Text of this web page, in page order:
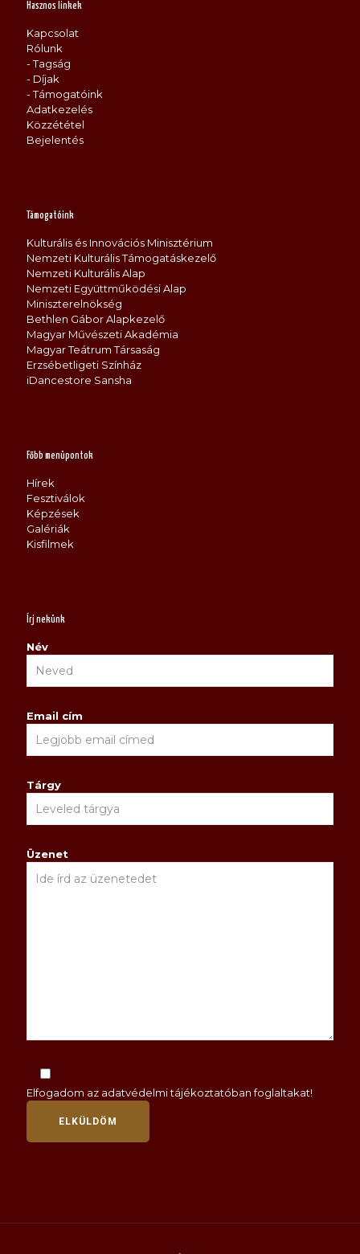
Hasznos linkek
Kapcsolat
Rólunk
- Tagság
- Díjak
- Támogatóink
Adatkezelés
Közzététel
Bejelentés
Támogatóink
Kulturális és Innovációs Minisztérium
Nemzeti Kulturális Támogatáskezelő
Nemzeti Kulturális Alap
Nemzeti Együttműködési Alap
Miniszterelnökség
Bethlen Gábor Alapkezelő
Magyar Művészeti Akadémia
Magyar Teátrum Társaság
Erzsébetligeti Színház
iDancestore Sansha
Főbb menüpontok
Hírek
Fesztiválok
Képzések
Galériák
Kisfilmek
Írj nekünk
Név
Email cím
Tárgy
Üzenet
Elfogadom az adatvédelmi tájékoztatóbanfoglaltakat!